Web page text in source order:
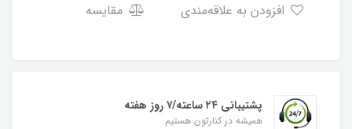
مقایسه
پشتیبانی ۲۴ ساعته/۷ روز هفته
همیشه در کنارتون هستیم